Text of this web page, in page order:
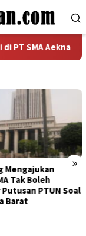
Aeknabara
»
Jabar 2026
Dedi
Sementara